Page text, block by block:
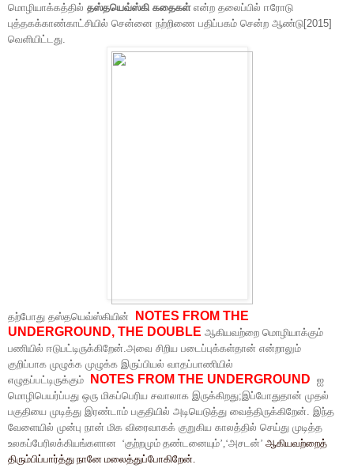
மொழியாக்கத்தில் தஸ்தயெவ்ஸ்கி கதைகள்என்ற தலைப்பில் ஈரோடு
புத்தகக்காண்காட்சியில் சென்னை நற்றிணை பதிப்பகம் சென்ற ஆண்டு[2015]
வெளியிட்டது.
தற்போது தஸ்தயெவ்ஸ்கியின்
NOTES FROM THE
UNDERGROUND, THE DOUBLE ஆகியவற்றை மொழியாக்கும்
பணியில் ஈடுபட்டிருக்கிறேன்.அவை சிறிய படைப்புக்கள்தான் என்றாலும்
குறிப்பாக முழுக்க முழுக்க இருப்பியல் வாதப்பாணியில்
எழுதப்பட்டிருக்கும்
NOTES FROM THE UNDERGROUND ஐ
மொழிபெயர்ப்பது ஒரு மிகப்பெரிய சவாலாக இருக்கிறது;இப்போதுதான் முதல்
பகுதியை முடித்து இரண்டாம் பகுதியில் அடியெடுத்து வைத்திருக்கிறேன். இந்த
வேளையில் முன்பு நான் மிக விரைவாகக் குறுகிய காலத்தில் செய்து முடித்த
உலகப்பேரிலக்கியங்களான ‘குற்றமும் தண்டனையும்’,‘அசடன்’ ஆகியவற்றைத்
திரும்பிப்பார்த்து நானே மலைத்துப்போகிறேன்.